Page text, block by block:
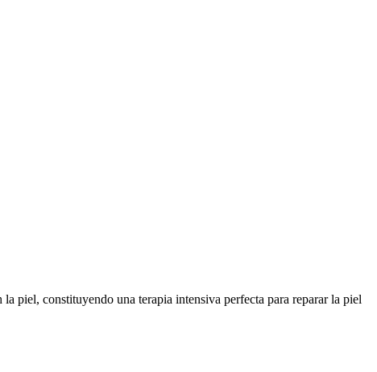
piel, constituyendo una terapia intensiva perfecta para reparar la piel